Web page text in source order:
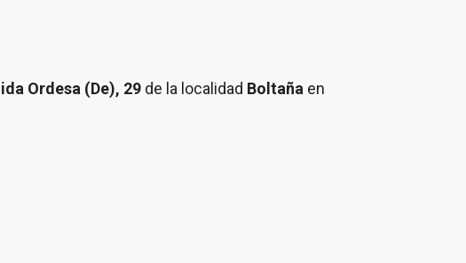
Ordesa (De), 29 de la localidad Boltaña en